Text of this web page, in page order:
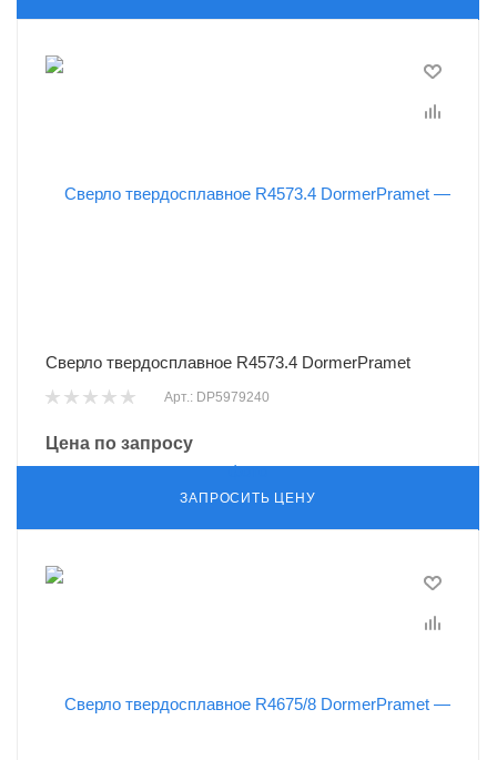
Сверло твердосплавное R4573.4 DormerPramet
Арт.: DP5979240
Цена по запросу
ЗАПРОСИТЬ ЦЕНУ